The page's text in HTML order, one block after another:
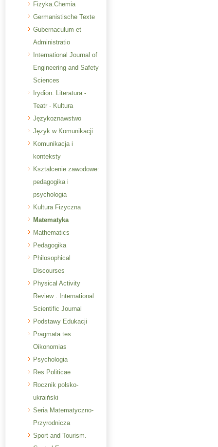
Fizyka.Chemia
Germanistische Texte
Gubernaculum et
Administratio
International Journal of
Engineering and Safety
Sciences
Irydion. Literatura -
Teatr - Kultura
Językoznawstwo
Język w Komunikacji
Komunikacja i
konteksty
Kształcenie zawodowe:
pedagogika i
psychologia
Kultura Fizyczna
Matematyka
Mathematics
Pedagogika
Philosophical
Discourses
Physical Activity
Review : International
Scientific Journal
Podstawy Edukacji
Pragmata tes
Oikonomias
Psychologia
Res Politicae
Rocznik polsko-
ukraiński
Seria Matematyczno-
Przyrodnicza
Sport and Tourism.